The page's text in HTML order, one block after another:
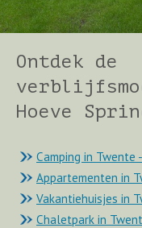
Ontdek de
Hoeve
Camping in Twente
Appartementen in
Vakantiehuisjes in
Chaletpark in